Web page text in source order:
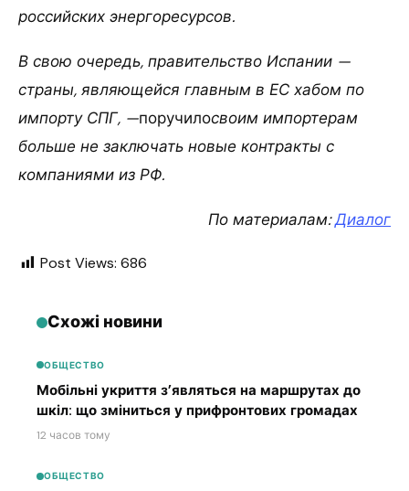
российских энергоресурсов.
В свою очередь, правительство Испании —
страны, являющейся главным в ЕС хабом по
импорту СПГ, —поручилосвоим импортерам
больше не заключать новые контракты с
компаниями из РФ.
По материалам:Диалог
Post Views: 686
Схожі новини
ОБЩЕСТВО
Мобільні укриття з’являться на маршрутах до
шкіл: що зміниться у прифронтових громадах
12 часов тому
ОБЩЕСТВО